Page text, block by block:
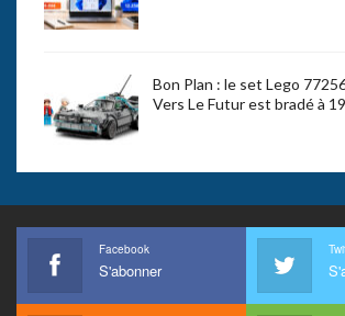
Bon Plan : le set Lego
Vers Le Futur est bradé à
Facebook
S'abonner